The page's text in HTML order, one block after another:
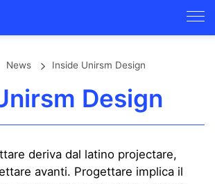
News Inside Unirsm Design
Design
deriva dal latino projectare,
avanti. Progettare implica il